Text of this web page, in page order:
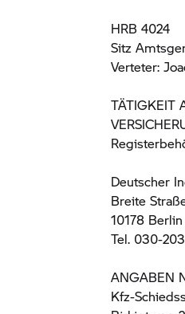
HRB 4024
Sitz
Verteter:
TÄTIGKEIT
Deutscher
Breite
10178 Berlin
Tel. 030-
ANGABEN
Kfz-